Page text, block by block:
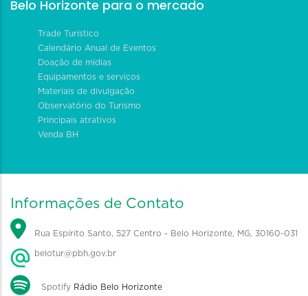
Belo Horizonte para o mercado
Trade Turístico
Calendário Anual de Eventos
Doação de mídias
Equipamentos e serviços
Materiais de divulgação
Observatório do Turismo
Principais atrativos
Venda BH
Informações de Contato
Rua Espírito Santo, 527 Centro - Belo Horizonte, MG, 30160-031
belotur@pbh.gov.br
Spotify Rádio Belo Horizonte